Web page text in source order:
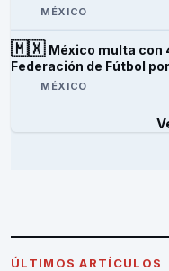
MÉXICO
🇲🇽 México multa con
Federación de Fútbol
MÉXICO
ÚLTIMOS ARTÍCULOS